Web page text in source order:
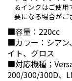
るインクはご使
要になる場合がご
■容量：220cc
■カラー：シアン
イト、グロス
■対応機種；
200/300/300D、